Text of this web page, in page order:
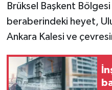
Brüksel Başkent
beraberindeki heyet,
Ankara Kalesi ve